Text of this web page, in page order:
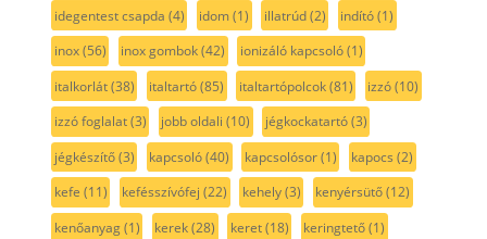
idegentest csapda (4) idom(1) illatrúd(2) indító(1)
inox(56) inox gombok(42) ionizáló kapcsoló(1)
italkorlát(38) italtartó(85) italtartópolcok(81) izzó(10)
izzó foglalat(3) jobb oldali (10) jégkockatartó(3)
jégkészítő(3) kapcsoló(40) kapcsolósor(1) kapocs (2)
kefe (11) kefésszívófej (22) kehely(3) kenyérsütő(12)
kenőanyag(1) kerek(28) keret(18) keringtető(1)